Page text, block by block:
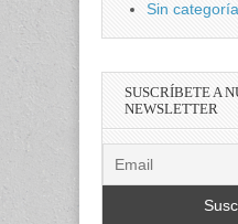
Sin categoría
SUSCRÍBETE A
NEWSLETTER